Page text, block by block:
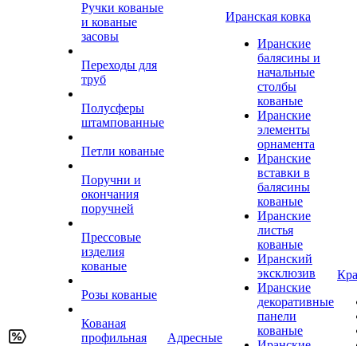
Ручки кованые
и кованые
засовы
Переходы для
труб
Полусферы
штампованные
Петли кованые
Поручни и
окончания
поручней
Прессовые
изделия
кованые
Розы кованые
Кованая
профильная
Адресные
Иранская ковка
Иранские
балясины и
начальные
столбы
кованые
Иранские
элементы
орнамента
Иранские
вставки в
балясины
кованые
Иранские
листья
кованые
Иранский
эксклюзив
Иранские
декоративные
панели
кованые